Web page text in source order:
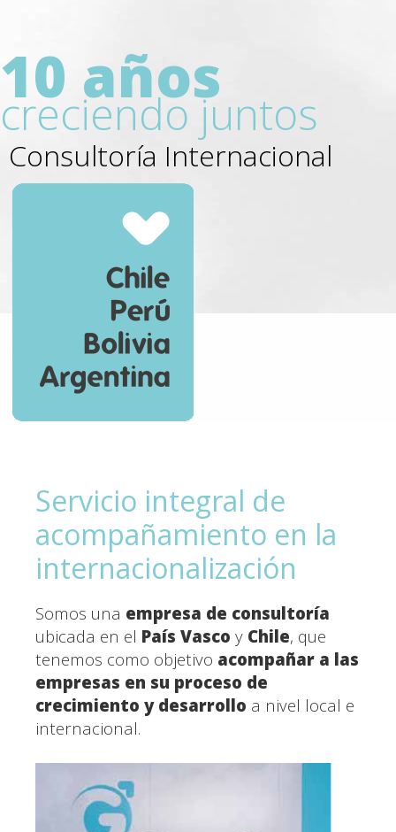
10 años
creciendo juntos
Consultoría Internacional
Servicio integral de
acompañamiento en la
internacionalización
Somos una empresa de consultoría
ubicada en el País Vasco y Chile, que
tenemos como objetivo acompañar a las
empresas en su proceso de
crecimiento y desarrollo a nivel local e
internacional.